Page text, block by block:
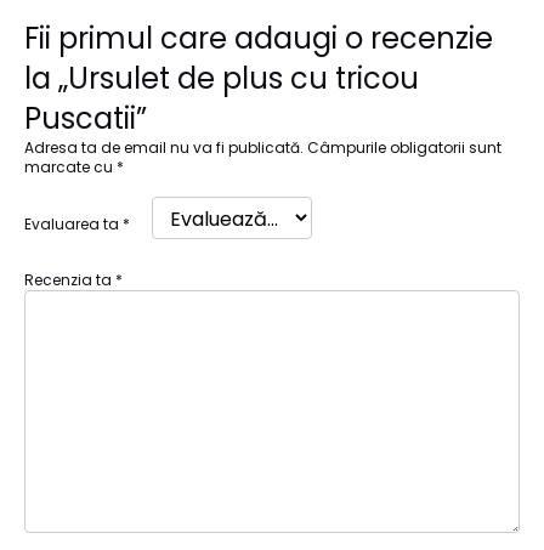
Fii primul care adaugi o recenzie
la „Ursulet de plus cu tricou
Puscatii”
Adresa ta de email nu va fi publicată. Câmpurile obligatorii sunt
marcate cu *
Evaluarea ta *
Recenzia ta *